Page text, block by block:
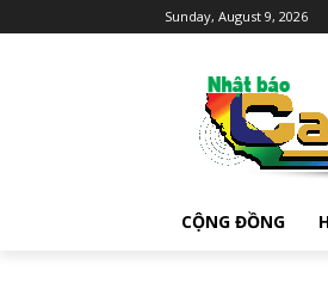
Sunday, August 9, 2026
CỘNG ĐỒNG